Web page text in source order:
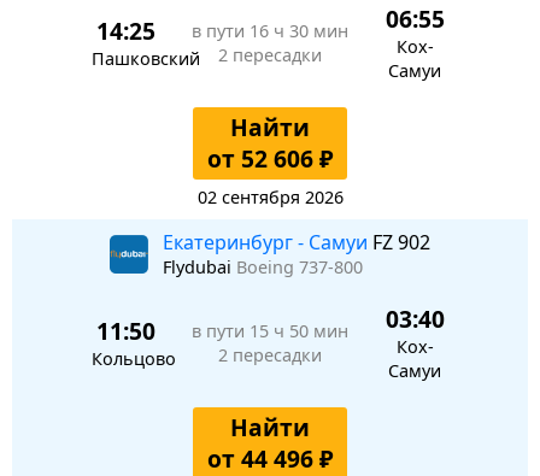
14:25
Пашковский
в пути 16 ч 30 мин
2 пересадки
06:55
Кох-
Самуи
Найти
от 52 606 ₽
02 сентября 2026
Екатеринбург - Самуи FZ 902
Flydubai Boeing 737-800
11:50
Кольцово
в пути 15 ч 50 мин
2 пересадки
03:40
Кох-
Самуи
Найти
от 44 496 ₽